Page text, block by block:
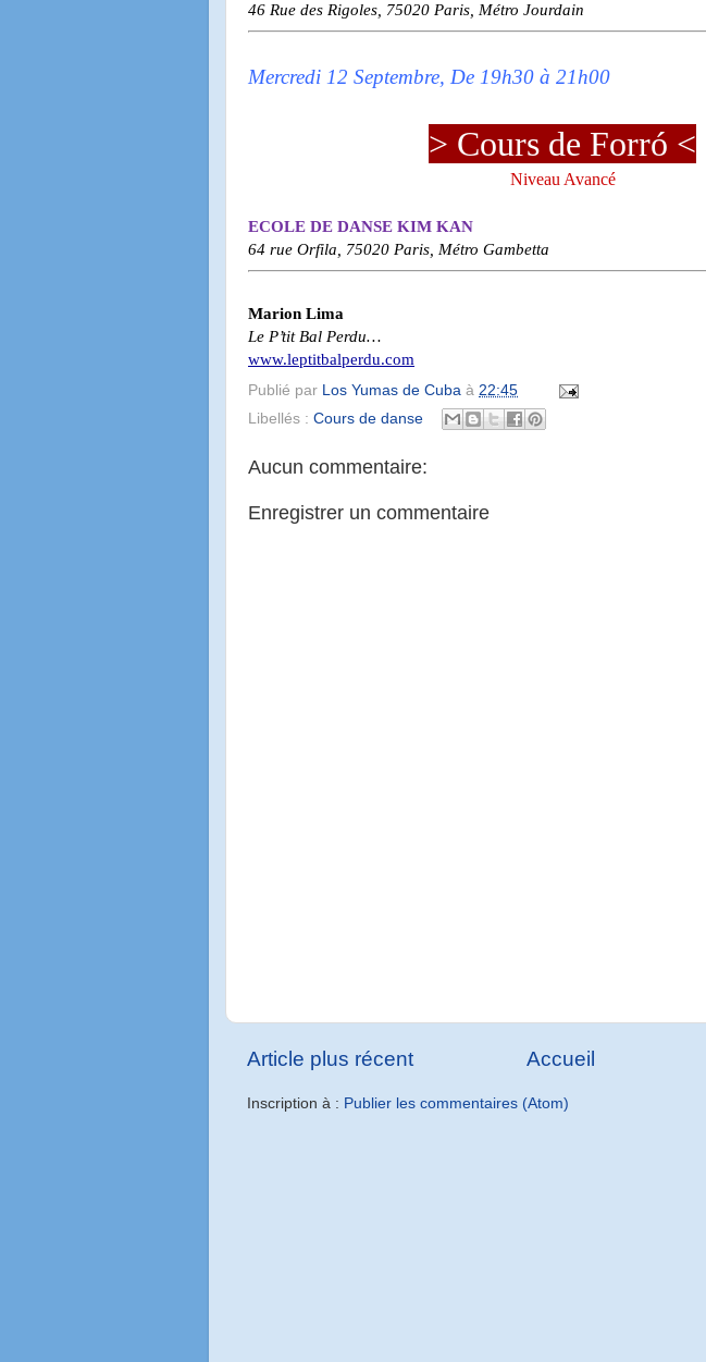
46 Rue des Rigoles, 75020 Paris, Métro Jourdain
Mercredi 12 Septembre, De 19h30 à 21h00
> Cours de Forró <
Niveau Avancé
ECOLE DE DANSE KIM KAN
64 rue Orfila, 75020 Paris, Métro Gambetta
Marion Lima
Le P’tit Bal Perdu…
www.leptitbalperdu.com
Publié par Los Yumas de Cuba à 22:45
Libellés : Cours de danse
Aucun commentaire:
Enregistrer un commentaire
Article plus récent Accueil
Inscription à : Publier les commentaires (Atom)